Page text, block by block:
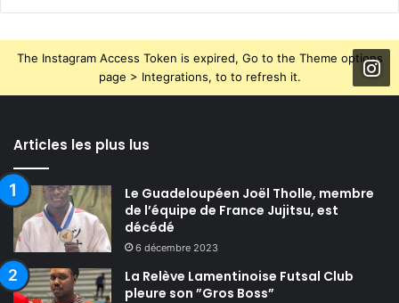
The Instagram Access Token is expired, Go to the Theme options
page > Integrations, to to refresh it.
Articles les plus lus
Le Guadeloupéen Joël Tholle, membre
de l’équipe de France Jujitsu, est
décédé
6 décembre 2023
La Relève Lamentinoise Futsal Club
pleure son ”Gros Boss”